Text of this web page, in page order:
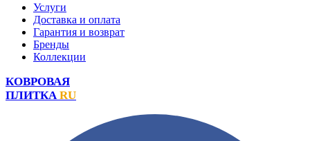
Услуги
Доставка и оплата
Гарантия и возврат
Бренды
Коллекции
КОВРОВАЯ
ПЛИТКА RU